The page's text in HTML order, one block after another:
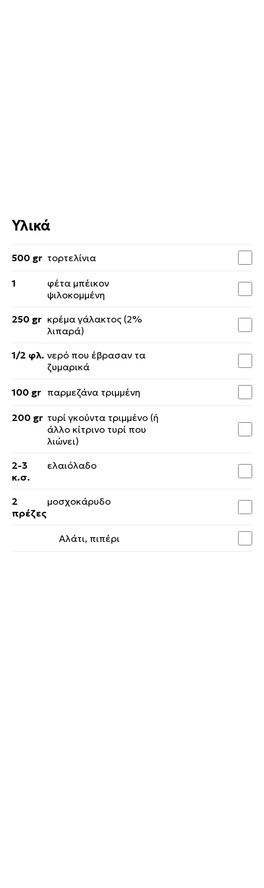
Υλικά
500 gr τορτελίνια
1
φέτα μπέικον
ψιλοκομμένη
250 gr κρέμα γάλακτος (2%
λιπαρά)
1/2 φλ. νερό που έβρασαν τα
ζυμαρικά
100 gr παρμεζάνα τριμμένη
200 gr τυρί γκούντα τριμμένο (ή
άλλο κίτρινο τυρί που
λιώνει)
2-3
κ.σ.
ελαιόλαδο
2
πρέζες
μοσχοκάρυδο
Aλάτι, πιπέρι